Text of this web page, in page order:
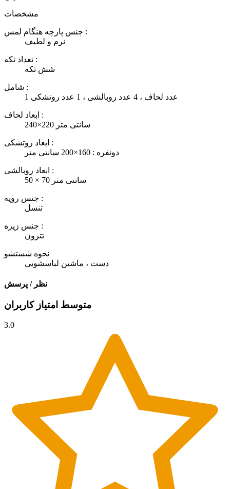
مشخصات
جنس پارچه هنگام لمس :
نرم و لطیف
تعداد تکه :
شش تکه
شامل :
1 عدد لحاف ، 4 عدد روبالشی ، 1 عدد روتشکی
ابعاد لحاف :
240×220 سانتی متر
ابعاد روتشکی :
دونفره : 160×200 سانتی متر
ابعاد روبالشی :
50 × 70 سانتی متر
جنس رویه :
تنسل
جنس زیره :
تترون
نحوه شستشو
دست ، ماشین لباسشویی
نظر / پرسش
متوسط امتیاز کاربران
3.0